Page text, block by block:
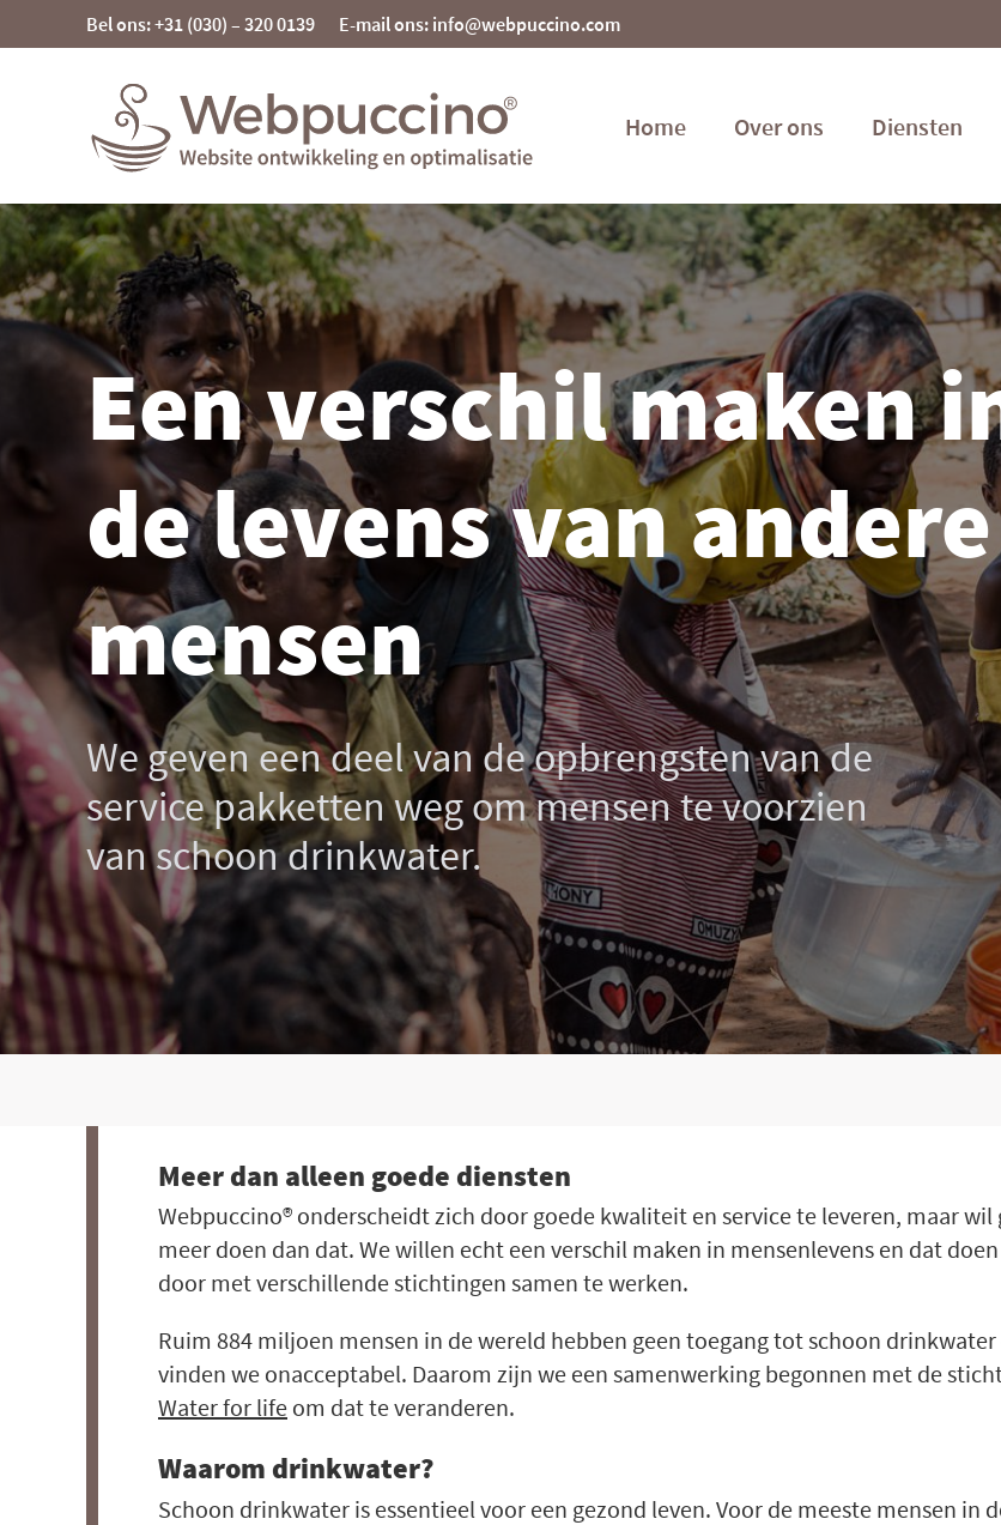
to
Bel ons: +31 (030) – 320 0139 E-mail ons: info@webpuccino.com
Webpuccino® website ontwikkeling en
optimalisatie
Je website beheren alsof je koffie drinkt
Home Over ons Diensten
Een verschil maken
de levens van andere
mensen
We geven een deel van de opbrengsten van de
service pakketten weg om mensen te voorzien
van schoon drinkwater.
Meer dan alleen goede diensten
Webpuccino® onderscheidt zich door goede kwaliteit en service te leveren, maar wil
meer doen dan dat. We willen echt een verschil maken in mensenlevens en dat
door met verschillende stichtingen samen te werken.
Ruim 884 miljoen mensen in de wereld hebben geen toegang tot schoon
vinden we onacceptabel. Daarom zijn we een samenwerking begonnen met de
Water for life om dat te veranderen.
Waarom drinkwater?
Schoon drinkwater is essentieel voor een gezond leven. Voor de meeste mensen in